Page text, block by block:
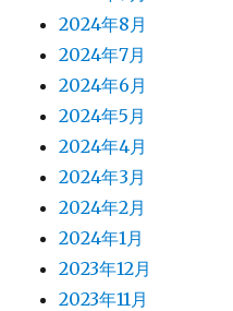
2024年8月
2024年7月
2024年6月
2024年5月
2024年4月
2024年3月
2024年2月
2024年1月
2023年12月
2023年11月